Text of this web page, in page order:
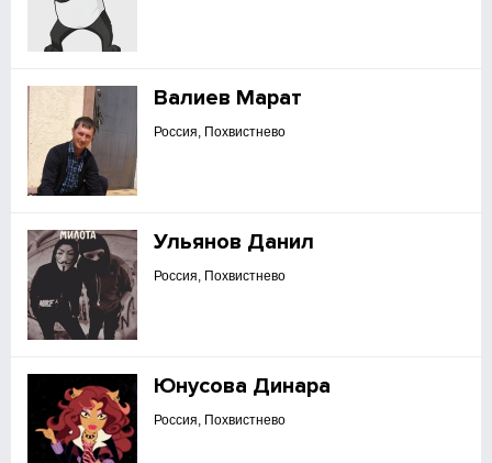
Валиев Марат
Россия, Похвистнево
Ульянов Данил
Россия, Похвистнево
Юнусова Динара
Россия, Похвистнево